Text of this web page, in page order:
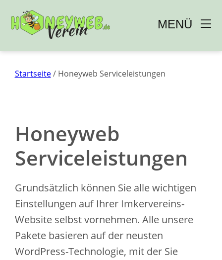
Zum
Inhalt
MENÜ
Startseite/ Honeyweb Serviceleistungen
Honeyweb
Serviceleistungen
Grundsätzlich können Sie alle wichtigen
Einstellungen auf Ihrer Imkervereins-
Website selbst vornehmen. Alle unsere
Pakete basieren auf der neusten
WordPress-Technologie, mit der Sie